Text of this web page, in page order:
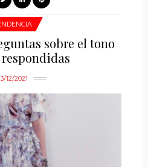
sobre el tono
respondidas
12/2021